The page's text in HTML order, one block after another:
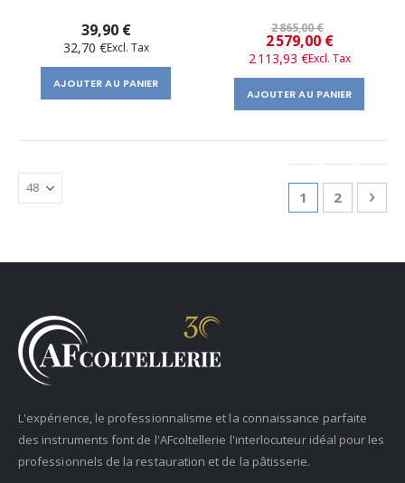
39,90 €
32,70 €
AJOUTER AU PANIER
2 865,00 €
Prix
​​
spécial
2 579,00 €
2 113,93 €
AJOUTER AU PANIER
You're
1 Page
2
L'expérience, le professionnalisme et la connaissance parfaite
des instruments font de l'AFcoltellerie l'interlocuteur idéal pour les
professionnels de la restauration et de la pâtisserie.